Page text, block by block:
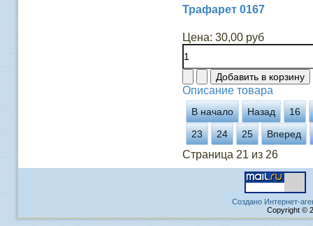
Трафарет 0167
Цена: 30,00 руб
Описание товара
В начало Назад
16
23
24 25 Вперед
Страница 21 из 26
Создано Интернет-
Copyright ©